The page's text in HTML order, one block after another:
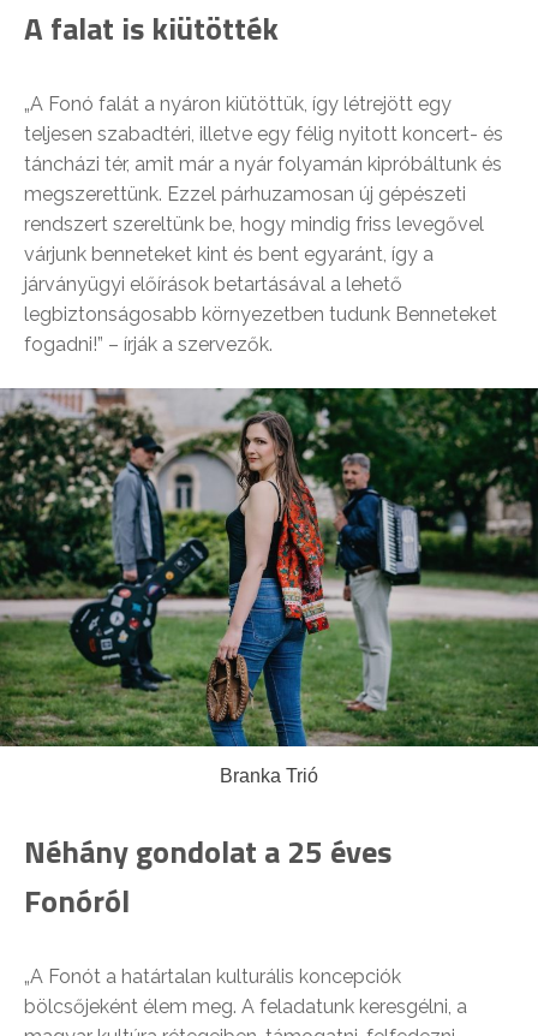
A falat is kiütötték
„A Fonó falát a nyáron kiütöttük, így létrejött egy
teljesen szabadtéri, illetve egy félig nyitott koncert- és
táncházi tér, amit már a nyár folyamán kipróbáltunk és
megszerettünk. Ezzel párhuzamosan új gépészeti
rendszert szereltünk be, hogy mindig friss levegővel
várjunk benneteket kint és bent egyaránt, így a
járványügyi előírások betartásával a lehető
legbiztonságosabb környezetben tudunk Benneteket
fogadni!” – írják a szervezők.
Branka Trió
Néhány gondolat a 25 éves
Fonóról
„A Fonót a határtalan kulturális koncepciók
bölcsőjeként élem meg. A feladatunk keresgélni, a